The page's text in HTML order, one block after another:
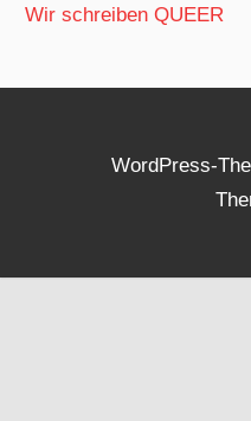
Wir schreiben QUEER
WordPress-